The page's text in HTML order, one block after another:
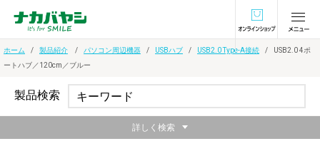
オンラインショ
ホーム 製品紹介 パソコン周辺機器 USBハブ USB2.0 Type-A接続
USB2.0 4ポ
ートハブ／120cm／ブルー
製品検索
詳しく検索